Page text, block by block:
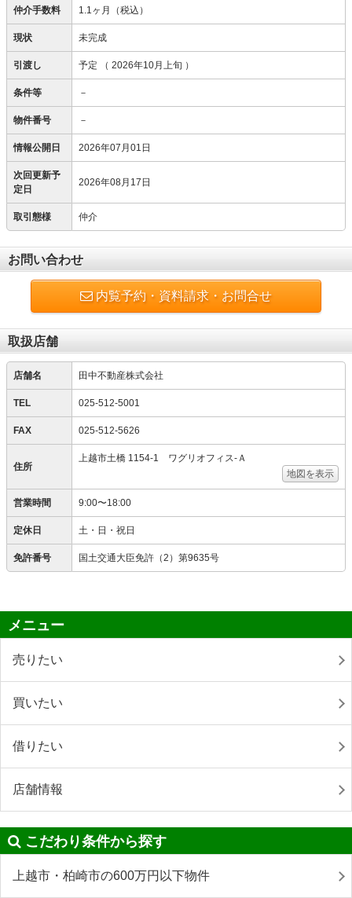
仲介手数料 1.1ヶ月（税込）
現状 未完成
引渡し 予定 （ 2026年10月上旬 ）
条件等 －
物件番号 －
情報公開日 2026年07月01日
次回更新予
定日
2026年08月17日
取引態様 仲介
お問い合わせ
内覧予約・資料請求・お問合せ
取扱店舗
店舗名 田中不動産株式会社
TEL 025-512-5001
FAX 025-512-5626
住所
上越市土橋 1154-1 ワグリオフィス‐Ａ
地図を表示
営業時間 9:00〜18:00
定休日 土・日・祝日
免許番号 国土交通大臣免許（2）第9635号
メニュー
売りたい
買いたい
借りたい
店舗情報
こだわり条件から探す
上越市・柏崎市の600万円以下物件